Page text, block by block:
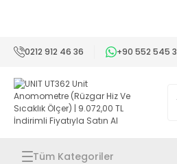
0212 912 46 36 +90 552 545
Tüm Kategoriler